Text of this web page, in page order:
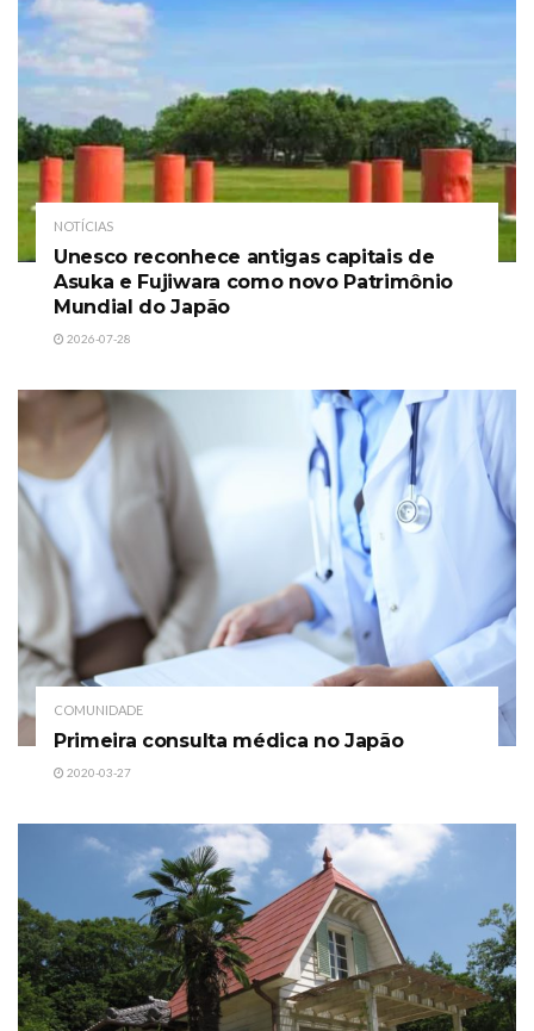
NOTÍCIAS
Unesco reconhece antigas capitais de
Asuka e Fujiwara como novo Patrimônio
Mundial do Japão
2026-07-28
COMUNIDADE
Primeira consulta médica no Japão
2020-03-27